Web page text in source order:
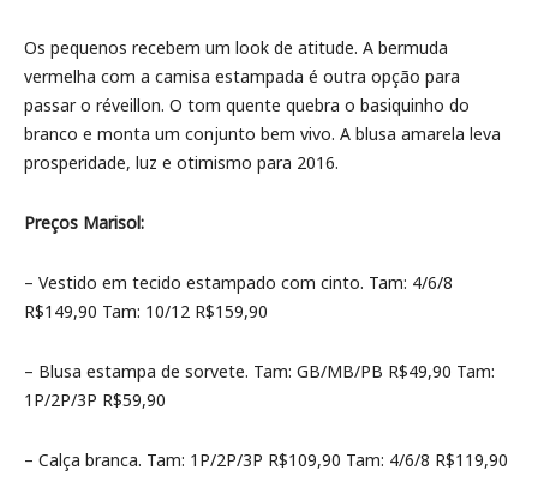
Os pequenos recebem um look de atitude. A bermuda
vermelha com a camisa estampada é outra opção para
passar o réveillon. O tom quente quebra o basiquinho do
branco e monta um conjunto bem vivo. A blusa amarela leva
prosperidade, luz e otimismo para 2016.
Preços Marisol:
– Vestido em tecido estampado com cinto. Tam: 4/6/8
R$149,90 Tam: 10/12 R$159,90
– Blusa estampa de sorvete. Tam: GB/MB/PB R$49,90 Tam:
1P/2P/3P R$59,90
– Calça branca. Tam: 1P/2P/3P R$109,90 Tam: 4/6/8 R$119,90